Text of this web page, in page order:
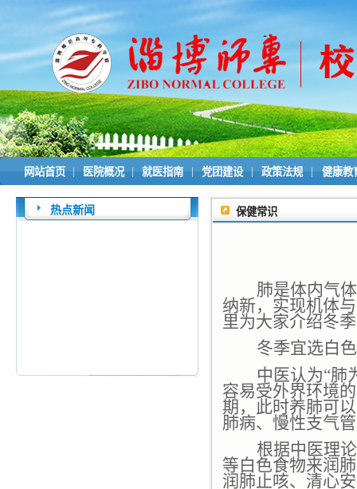
网站首页 | 医院概况 | 就医指南 | 党团建设 | 政策法规 | 健康教
热点新闻 保健常识
肺是体内气
纳新，实现机体
里为大家介绍冬
冬季宜选白
中医认为“肺
容易受外界环境
期，此时养肺可
肺病、慢性支气
根据中医理
等白色食物来润
润肺止咳、清心